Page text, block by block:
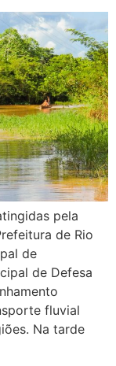
pela
de Rio
de
de Defesa
fluvial
Na tarde